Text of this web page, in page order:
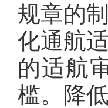
规章的
化通航
的适航
槛。降